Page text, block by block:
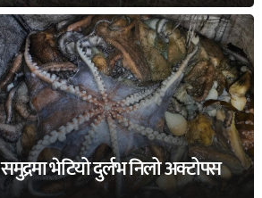
समुद्रमा भेटियो दुर्लभ निलो अक्टोपस